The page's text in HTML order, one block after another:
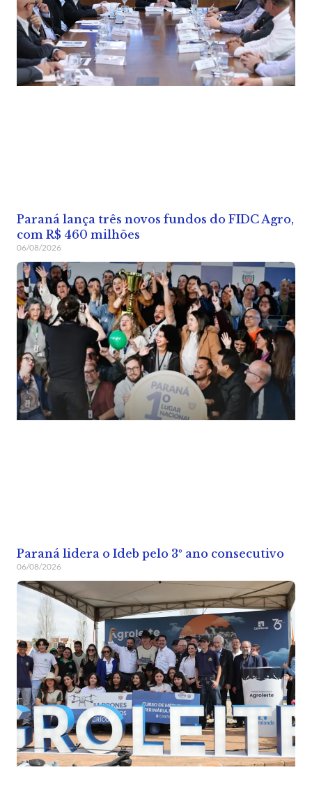
Paraná lança três novos fundos do FIDC Agro,
com R$ 460 milhões
06/08/2026
Paraná lidera o Ideb pelo 3º ano consecutivo
06/08/2026